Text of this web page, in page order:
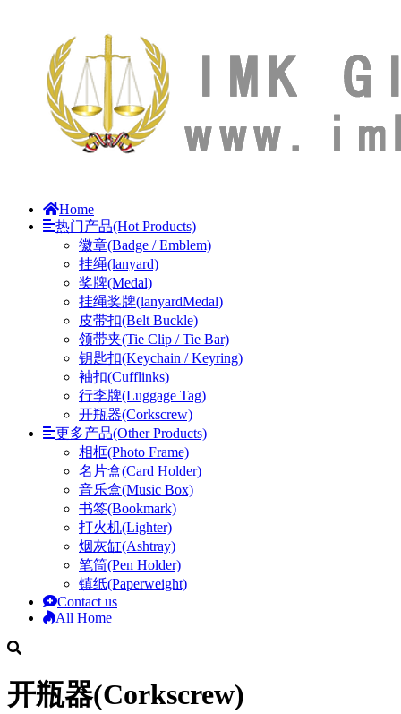
Home
热门产品(Hot Products)
徽章(Badge / Emblem)
挂绳(lanyard)
奖牌(Medal)
挂绳奖牌(lanyardMedal)
皮带扣(Belt Buckle)
领带夹(Tie Clip / Tie Bar)
钥匙扣(Keychain / Keyring)
袖扣(Cufflinks)
行李牌(Luggage Tag)
开瓶器(Corkscrew)
更多产品(Other Products)
相框(Photo Frame)
名片盒(Card Holder)
音乐盒(Music Box)
书签(Bookmark)
打火机(Lighter)
烟灰缸(Ashtray)
笔筒(Pen Holder)
镇纸(Paperweight)
Contact us
All Home
开瓶器(Corkscrew)